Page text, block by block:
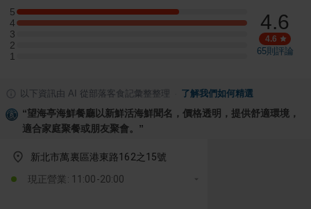
5
5 星：12 則評論
4
4 星：17 則評論
3
3 星：0 則評論
2
2 星：0 則評論
1
1 星：0 則評論
4.6
4.6
65則評論
以下資訊由 AI 從部落客食記彙整整理 了解我們如何精選
“望海亭海鮮餐廳以新鮮活海鮮聞名，價格透明，提供舒適環境，
適合家庭聚餐或朋友聚會。 ”
新北市萬裏區港東路162之15號
現正營業: 11:00-20:00